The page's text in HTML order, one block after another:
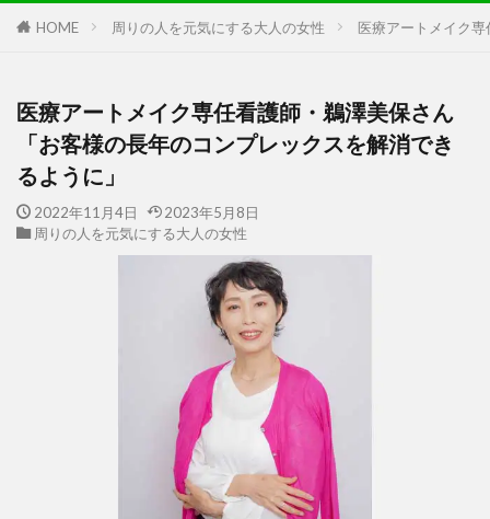
HOME 周りの人を元気にする大人の女性 医療アートメイク
医療アートメイク専任看護師・鵜澤美保さん
「お客様の長年のコンプレックスを解消でき
るように」
2022年11月4日
2023年5月8日
周りの人を元気にする大人の女性